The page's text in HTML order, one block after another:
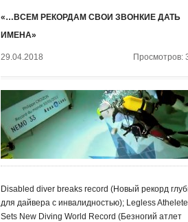
«…ВСЕМ РЕКОРДАМ СВОИ ЗВОНКИЕ ДАТЬ
ИМЕНА»
29.04.2018 Просмотров:
Disabled diver breaks record (Новый рекорд
для дайвера с инвалидностью); Legless Athelete
Sets New Diving World Record (Безногий атлет